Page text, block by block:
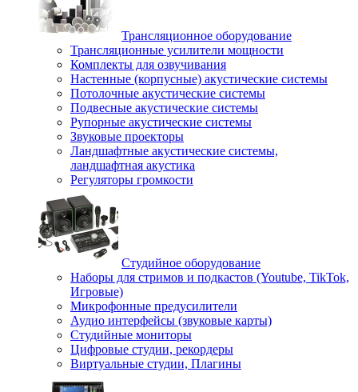
Трансляционное оборудование
Трансляционные усилители мощности
Комплекты для озвучивания
Настенные (корпусные) акустические системы
Потолочные акустические системы
Подвесные акустические системы
Рупорные акустические системы
Звуковые проекторы
Ландшафтные акустические системы,
ландшафтная акустика
Регуляторы громкости
Студийное оборудование
Наборы для стримов и подкастов (Youtube, TikTok,
Игровые)
Микрофонные предусилители
Аудио интерфейсы (звуковые карты)
Студийные мониторы
Цифровые студии, рекордеры
Виртуальные студии, Плагины